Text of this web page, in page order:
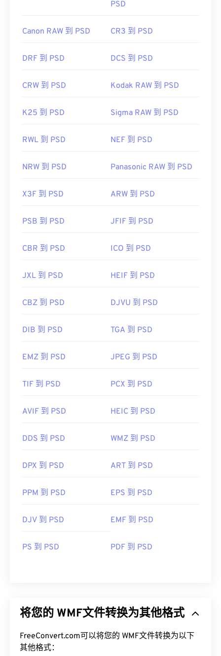
PSD
Canon RAW 到 PSD CR3 到 PSD
DRF 到 PSD DCS 到 PSD
CRW 到 PSD Kodak RAW 到 PSD
K25 到 PSD Sigma RAW 到 PSD
RWL 到 PSD NEF 到 PSD
NRW 到 PSD Panasonic RAW 到 PSD
X3F 到 PSD ARW 到 PSD
PSB 到 PSD JFIF 到 PSD
CBR 到 PSD ICO 到 PSD
JXL 到 PSD HEIF 到 PSD
CBZ 到 PSD DJVU 到 PSD
DIB 到 PSD TGA 到 PSD
EMZ 到 PSD JPEG 到 PSD
TIF 到 PSD PCX 到 PSD
AVIF 到 PSD HEIC 到 PSD
DDS 到 PSD WMZ 到 PSD
DPX 到 PSD ART 到 PSD
PPM 到 PSD EPS 到 PSD
DJV 到 PSD EMF 到 PSD
PS 到 PSD PDF 到 PSD
将您的 WMF文件转换为其他格式
FreeConvert.com可以将您的 WMF文件转换为以下
其他格式：